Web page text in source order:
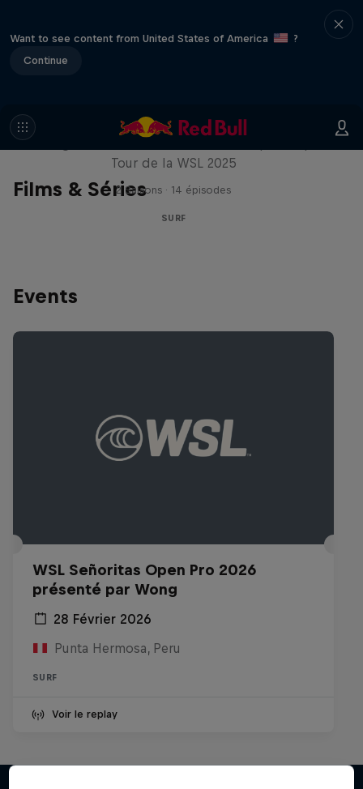
Want to see content from United States of America
?
Continue
Films & Séries
Inside Pro Surfing
Tour de la WSL 2025
2 Saisons · 14 épisodes
SURF
Events
WSL Señoritas Open Pro 2026
présenté par Wong
28 Février 2026
Punta Hermosa, Peru
SURF
Voir le replay